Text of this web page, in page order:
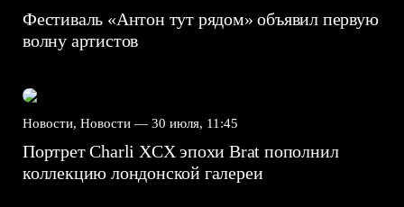
Фестиваль «Антон тут рядом» объявил первую
волну артистов
Новости, Новости — 30 июля, 11:45
Портрет Charli XCX эпохи Brat пополнил
коллекцию лондонской галереи